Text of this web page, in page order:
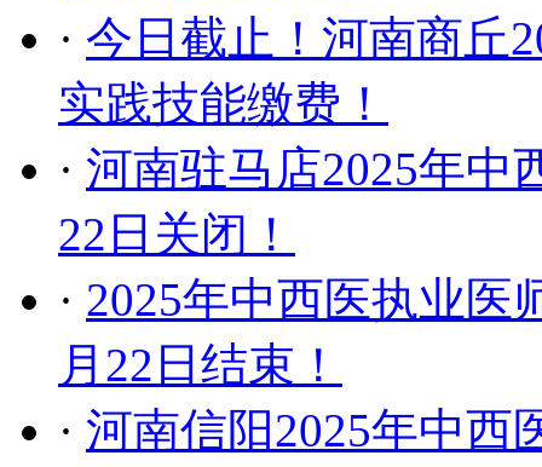
· 今日截止！河南商丘
实践技能缴费！
· 河南驻马店2025年中
22日关闭！
· 2025年中西医执业医
月22日结束！
· 河南信阳2025年中西